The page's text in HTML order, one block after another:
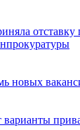
отставку
новых